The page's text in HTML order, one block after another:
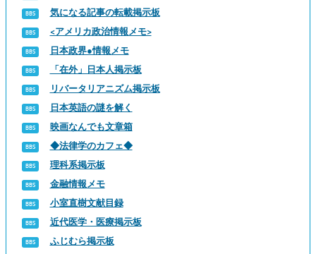
気になる記事の転載掲示板
<アメリカ政治情報メモ>
日本政界●情報メモ
「在外」日本人掲示板
リバータリアニズム掲示板
日本英語の謎を解く
映画なんでも文章箱
◆法律学のカフェ◆
理科系掲示板
金融情報メモ
小室直樹文献目録
近代医学・医療掲示板
ふじむら掲示板